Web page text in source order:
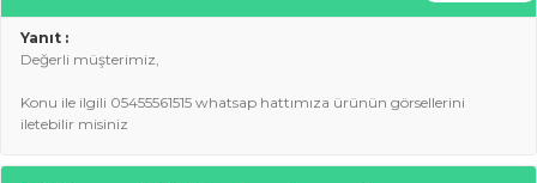
Yanıt :
Değerli müşterimiz,
Konu ile ilgili 05455561515 whatsap hattımıza ürünün görsellerini
iletebilir misiniz